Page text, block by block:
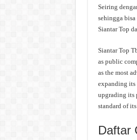
Seiring
sehingga
Siantar Top
Siantar Top
as public
as the most
expanding its
upgrading its
standard of
Daftar